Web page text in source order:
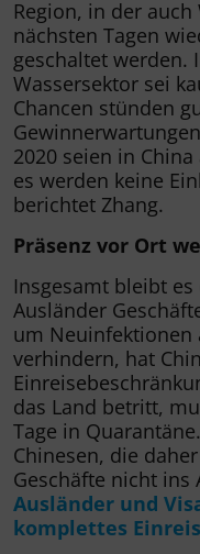
Region, in der
nächsten Tagen
geschaltet werden.
Wassersektor sei
Chancen stünden
2020 seien in
es werden keine
berichtet Zhang.
Präsenz vor Ort
Insgesamt bleibt
Ausländer
um Neuinfektionen
verhindern, hat
das Land betritt,
Tage in
Chinesen, die
Geschäfte nicht ins
Ausländer und
komplettes